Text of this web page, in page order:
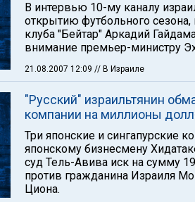
В интервью 10-му каналу
открытию футбольного
клуба "Бейтар" Аркадий
внимание премьер-министру
21.08.2007 12:09 // В Израиле
"Русский" израильтянин
компании на миллионы
Три японские и сингапурские
японскому бизнесмену
суд Тель-Авива иск на сумму
против гражданина Израиля
Циона.